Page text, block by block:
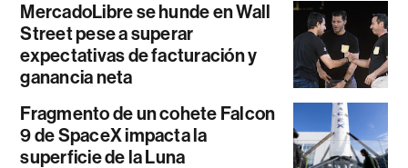
MercadoLibre se hunde en Wall
Street pese a superar
expectativas de facturación y
ganancia neta
Fragmento de un cohete Falcon
9 de SpaceX impacta la
superficie de la Luna